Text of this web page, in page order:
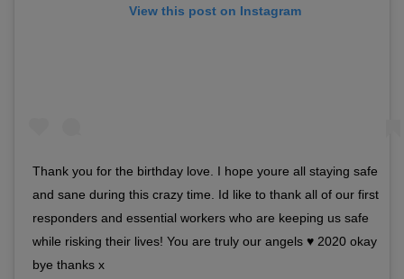
View this post on Instagram
Thank you for the birthday love. I hope youre all staying safe
and sane during this crazy time. Id like to thank all of our first
responders and essential workers who are keeping us safe
while risking their lives! You are truly our angels ♥️ 2020 okay
bye thanks x